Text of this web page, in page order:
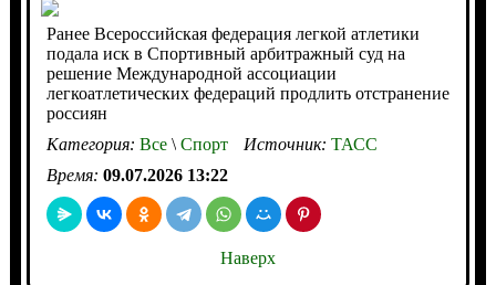
Ранее Всероссийская федерация легкой атлетики
подала иск в Спортивный арбитражный суд на
решение Международной ассоциации
легкоатлетических федераций продлить отстранение
россиян
Категория: Все\Спорт Источник: ТАСС
Время: 09.07.2026 13:22
Наверх